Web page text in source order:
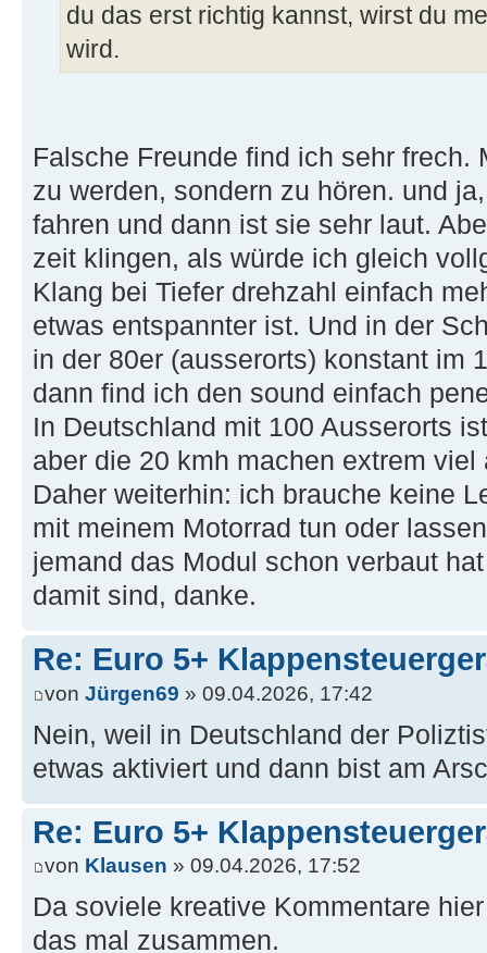
du das erst richtig kannst, wirst du
wird.
Falsche Freunde find ich sehr frech.
zu werden, sondern zu hören. und
fahren und dann ist sie sehr laut.
zeit klingen, als würde ich gleich
Klang bei Tiefer drehzahl einfach
etwas entspannter ist. Und in der
in der 80er (ausserorts) konstant im
dann find ich den sound einfach
In Deutschland mit 100 Ausserorts
aber die 20 kmh machen extrem viel
Daher weiterhin: ich brauche keine
mit meinem Motorrad tun oder
jemand das Modul schon verbaut
damit sind, danke.
Re: Euro 5+
von Jürgen69 » 09.04.2026, 17:42
Nein, weil in Deutschland der
etwas aktiviert und dann bist am
Re: Euro 5+
von Klausen » 09.04.2026, 17:52
Da soviele kreative Kommentare
das mal zusammen.